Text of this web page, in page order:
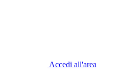
Accedi all'area